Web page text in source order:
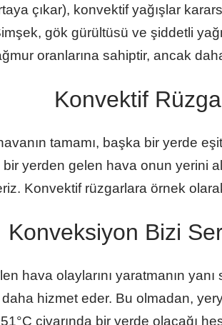
çıkar), konvektif yağışlar
gök gürültüsü ve şiddetli
oranlarına sahiptir, ancak
Konvektif
tamamı, başka bir yerde
yerden gelen hava onun yerini
Konvektif rüzgarlara örnek
Konveksiyon Bizi
hava olaylarını yaratmanın yanı
hizmet eder. Bu olmadan,
civarında bir yerde olacağı